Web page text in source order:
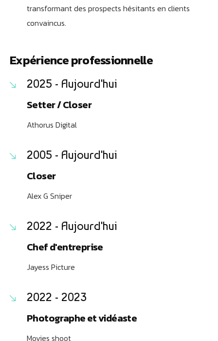
transformant des prospects hésitants en clients
convaincus.
Expérience professionnelle
2025 - Aujourd'hui
Setter / Closer
Athorus Digital
2005 - Aujourd'hui
Closer
Alex G Sniper
2022 - Aujourd'hui
Chef d'entreprise
Jayess Picture
2022 - 2023
Photographe et vidéaste
Movies shoot